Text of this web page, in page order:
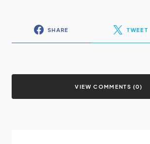
SHARE TWEET
VIEW COMMENTS (0)